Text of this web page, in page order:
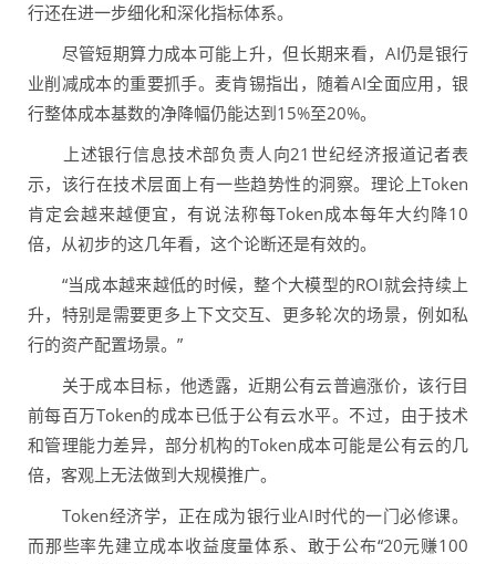
行还在进一步细化和深化指标体系。
尽管短期算力成本可能上升，但长期来看，AI仍是银行
业削减成本的重要抓手。麦肯锡指出，随着AI全面应用，银
行整体成本基数的净降幅仍能达到15%至20%。
上述银行信息技术部负责人向21世纪经济报道记者表
示，该行在技术层面上有一些趋势性的洞察。理论上Token
肯定会越来越便宜，有说法称每Token成本每年大约降10
倍，从初步的这几年看，这个论断还是有效的。
“当成本越来越低的时候，整个大模型的ROI就会持续上
升，特别是需要更多上下文交互、更多轮次的场景，例如私
行的资产配置场景。”
关于成本目标，他透露，近期公有云普遍涨价，该行目
前每百万Token的成本已低于公有云水平。不过，由于技术
和管理能力差异，部分机构的Token成本可能是公有云的几
倍，客观上无法做到大规模推广。
Token经济学，正在成为银行业AI时代的一门必修课。
而那些率先建立成本收益度量体系、敢于公布“20元赚100